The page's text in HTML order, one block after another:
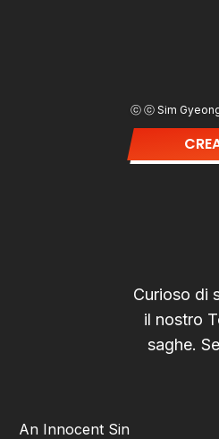
ⓒ ⓒ Sim
Curioso di
il nostro
saghe.
An Innocent Sin